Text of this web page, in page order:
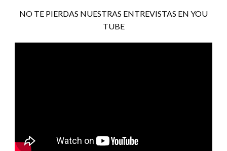
NO TE PIERDAS NUESTRAS ENTREVISTAS EN YOU
TUBE